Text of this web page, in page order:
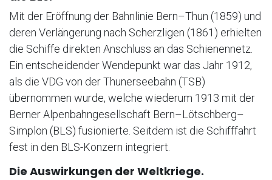
Mit der Eröffnung der Bahnlinie Bern–Thun (1859) und
deren Verlängerung nach Scherzligen (1861) erhielten
die Schiffe direkten Anschluss an das Schienennetz.
Ein entscheidender Wendepunkt war das Jahr 1912,
als die VDG von der Thunerseebahn (TSB)
übernommen wurde, welche wiederum 1913 mit der
Berner Alpenbahngesellschaft Bern–Lötschberg–
Simplon (BLS) fusionierte. Seitdem ist die Schifffahrt
fest in den BLS-Konzern integriert.
Die Auswirkungen der Weltkriege.